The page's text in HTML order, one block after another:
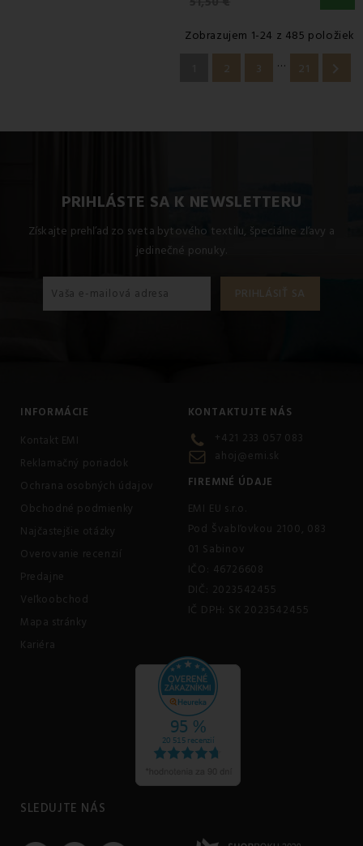
Zobrazujem 1-24 z 485 položiek
2 3 … 21 
PRIHLÁSTE SA K NEWSLETTERU
Získajte prehľad zo sveta bytového textilu, špeciálne zľavy a
jedinečné ponuky.
INFORMÁCIE
Kontakt EMI
Reklamačný poriadok
Ochrana osobných údajov
Obchodné podmienky
Najčastejšie otázky
Overovanie recenzií
Predajne
Veľkoobchod
Mapa stránky
Kariéra
KONTAKTUJTE NÁS
+421 233 057 083
ahoj@emi.sk
FIREMNÉ ÚDAJE
EMI EU s.r.o.
Pod Švabľovkou 2100, 083
01 Sabinov
IČO: 46726608
DIČ: 2023542455
IČ DPH: SK 2023542455
SLEDUJTE NÁS